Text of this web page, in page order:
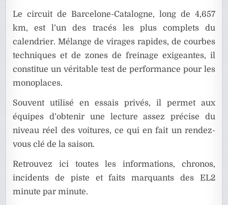
Le circuit de Barcelone-Catalogne, long de 4,657
km, est l’un des tracés les plus complets du
calendrier. Mélange de virages rapides, de courbes
techniques et de zones de freinage exigeantes, il
constitue un véritable test de performance pour les
monoplaces.
Souvent utilisé en essais privés, il permet aux
équipes d’obtenir une lecture assez précise du
niveau réel des voitures, ce qui en fait un rendez-
vous clé de la saison.
Retrouvez ici toutes les informations, chronos,
incidents de piste et faits marquants des EL2
minute par minute.